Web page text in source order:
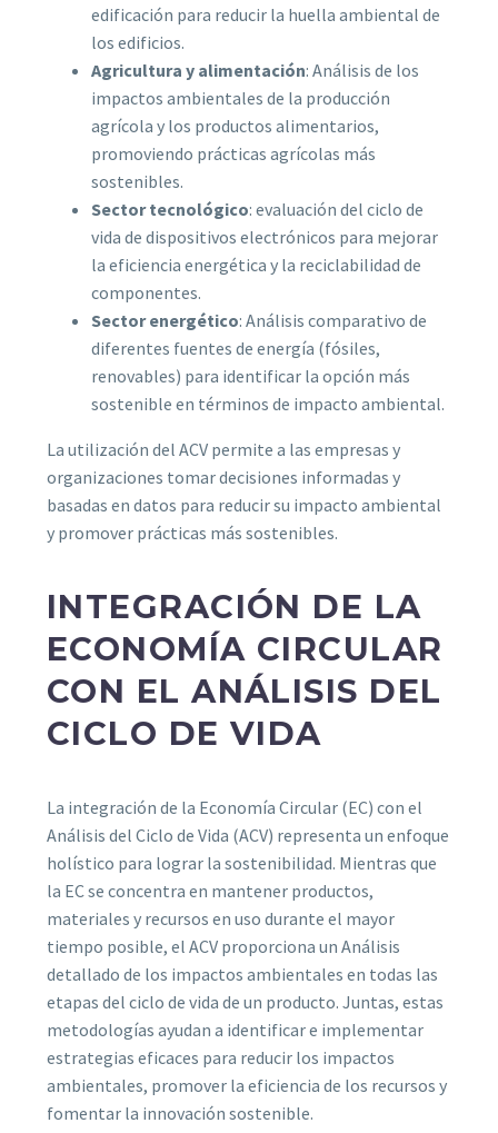
edificación para reducir la huella ambiental de
los edificios.
Agricultura y alimentación: Análisis de los
impactos ambientales de la producción
agrícola y los productos alimentarios,
promoviendo prácticas agrícolas más
sostenibles.
Sector tecnológico: evaluación del ciclo de
vida de dispositivos electrónicos para mejorar
la eficiencia energética y la reciclabilidad de
componentes.
Sector energético: Análisis comparativo de
diferentes fuentes de energía (fósiles,
renovables) para identificar la opción más
sostenible en términos de impacto ambiental.
La utilización del ACV permite a las empresas y
organizaciones tomar decisiones informadas y
basadas en datos para reducir su impacto ambiental
y promover prácticas más sostenibles.
INTEGRACIÓN DE LA
ECONOMÍA CIRCULAR
CON EL ANÁLISIS DEL
CICLO DE VIDA
La integración de la Economía Circular (EC) con el
Análisis del Ciclo de Vida (ACV) representa un enfoque
holístico para lograr la sostenibilidad. Mientras que
la EC se concentra en mantener productos,
materiales y recursos en uso durante el mayor
tiempo posible, el ACV proporciona un Análisis
detallado de los impactos ambientales en todas las
etapas del ciclo de vida de un producto. Juntas, estas
metodologías ayudan a identificar e implementar
estrategias eficaces para reducir los impactos
ambientales, promover la eficiencia de los recursos y
fomentar la innovación sostenible.